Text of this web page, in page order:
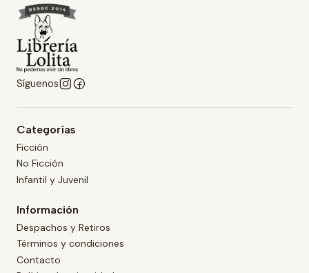
Síguenos
Categorías
Ficción
No Ficción
Infantil y Juvenil
Información
Despachos y Retiros
Términos y condiciones
Contacto